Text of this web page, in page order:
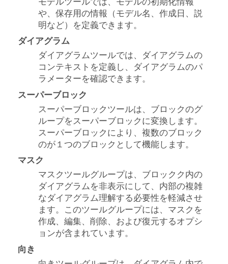
や、保存用の情報（モデル名、作成日、説
明など）を定義できます。
ダイアグラム
ダイアグラムツールでは、ダイアグラムの
コンテキストを定義し、ダイアグラムのパ
ラメーターを確認できます。
スーパーブロック
スーパーブロックツールは、ブロックのグ
ループをスーパーブロックに変換します。
スーパーブロックにより、複数のブロック
のが１つのブロックとして機能します。
マスク
マスクツールグループは、ブロックク内の
ダイアグラムを非表示にして、内部の複雑
なダイアグラム理解する必要性を軽減させ
ます。このツールグループには、マスクを
作成、編集、削除、および復元するオプシ
ョンが含まれています。
向き